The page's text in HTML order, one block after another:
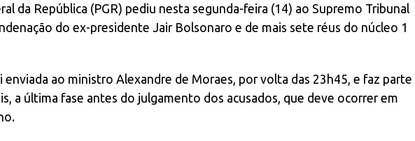
da República (PGR) pediu nesta segunda-feira (14) ao Supremo Tribunal
do ex-presidente Jair Bolsonaro e de mais sete réus do núcleo 1
ao ministro Alexandre de Moraes, por volta das 23h45, e faz parte
a última fase antes do julgamento dos acusados, que deve ocorrer em